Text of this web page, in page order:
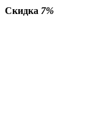
Скидка 7%